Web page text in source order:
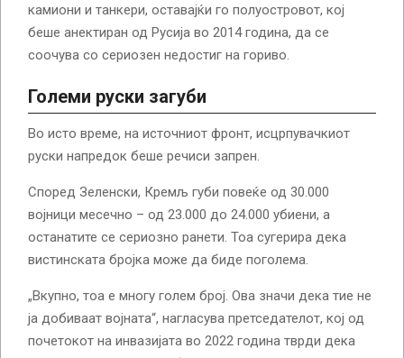
камиони и танкери, оставајќи го полуостровот, кој
беше анектиран од Русија во 2014 година, да се
соочува со сериозен недостиг на гориво.
Големи руски загуби
Во исто време, на источниот фронт, исцрпувачкиот
руски напредок беше речиси запрен.
Според Зеленски, Кремљ губи повеќе од 30.000
војници месечно – од 23.000 до 24.000 убиени, а
останатите се сериозно ранети. Тоа сугерира дека
вистинската бројка може да биде поголема.
„Вкупно, тоа е многу голем број. Ова значи дека тие не
ја добиваат војната“, нагласува претседателот, кој од
почетокот на инвазијата во 2022 година тврди дека